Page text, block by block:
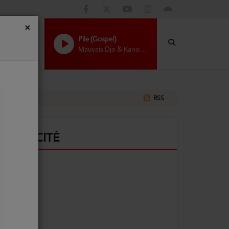
Pile (Gospel)
Mauvais Djo & Kano Choir
RSS
PUBLICITÉ
×